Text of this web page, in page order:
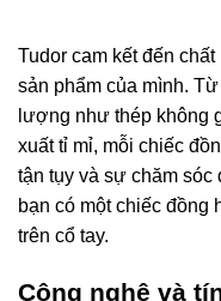
Tudor cam kết đến
sản phẩm của mình.
lượng như thép không
xuất tỉ mỉ, mỗi chiếc
tận tụy và sự chăm sóc
bạn có một chiếc đồng
trên cổ tay.
Công nghệ và